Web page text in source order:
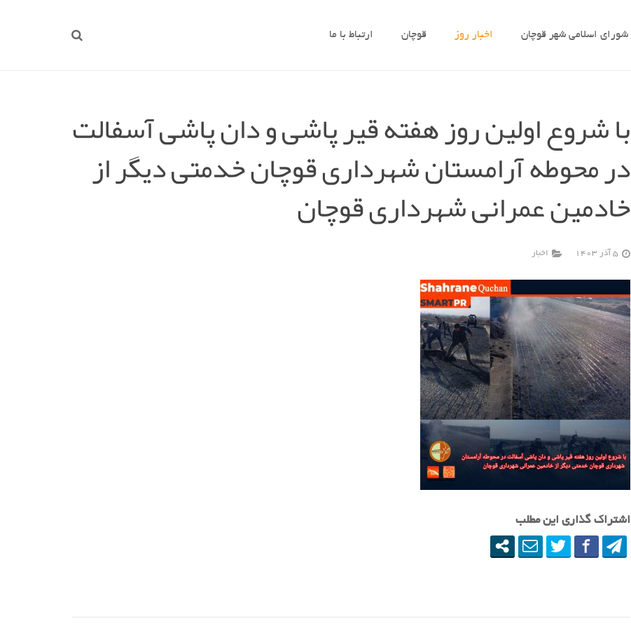
شورای اسلامی شهر قوچان اخبار روز قوچان ارتباط با ما
با شروع اولین روز هفته قیر پاشی و دان پاشی آسفالت
در محوطه آرامستان شهرداری قوچان خدمتی دیگر از
خادمین عمرانی شهرداری قوچان
5 آذر 1403 اخبار
اشتراک گذاری این مطلب